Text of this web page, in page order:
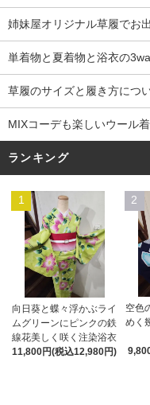
姉妹屋オリジナル草履でお
単着物と夏着物と浴衣の
草履のサイズと履き方につ
MIXコーデも楽しいウール
ランキング
1
向日葵と蝶々浮かぶライ
ムグリーンにピンクの鉄
線花美しく咲く注染浴衣
11,800円(税込12,980円)
2
空色
めく